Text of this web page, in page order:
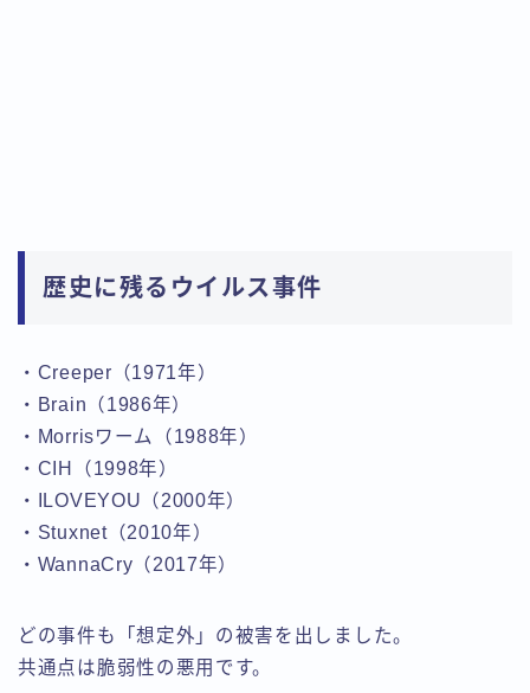
歴史に残るウイルス事件
・Creeper（1971年）
・Brain（1986年）
・Morrisワーム（1988年）
・CIH（1998年）
・ILOVEYOU（2000年）
・Stuxnet（2010年）
・WannaCry（2017年）
どの事件も「想定外」の被害を出しました。
共通点は脆弱性の悪用です。